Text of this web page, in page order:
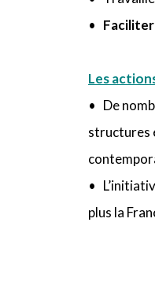
• Faciliter
Les
• De
structures
•
plus la